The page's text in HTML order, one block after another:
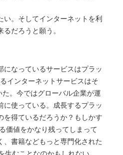
。そしてインターネットを利
だろうと願う。
なっているサービスはプラッ
インターネットサービスはそ
。今ではグローバル企業が運
使っている。成長するプラッ
得ているだろうか？もしかす
価値をかなり残ってしまって
書籍などもっと専門化された